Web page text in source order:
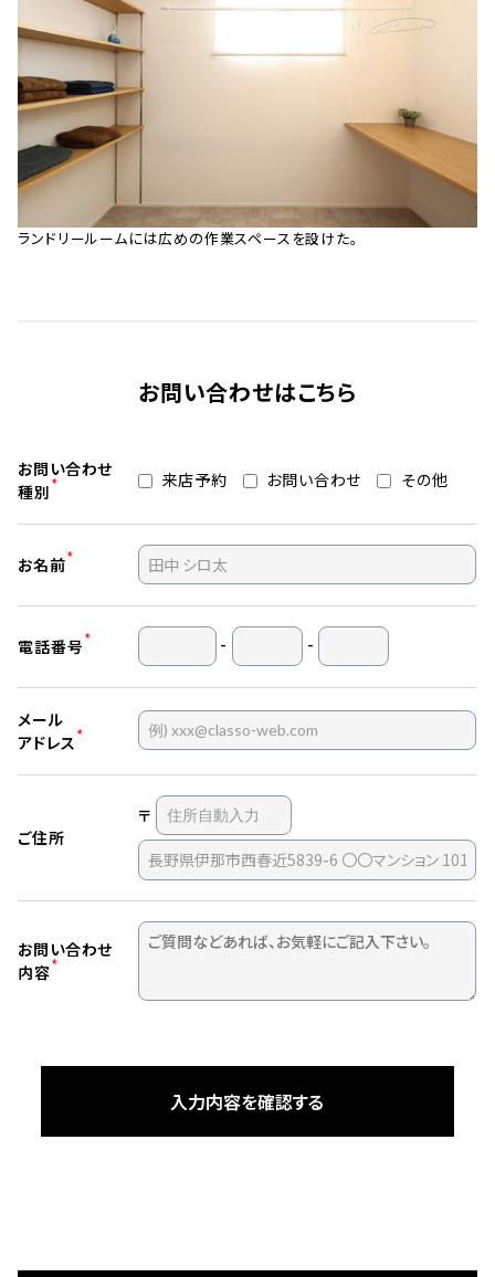
ランドリールームには広めの作業スペースを設けた。
お問い合わせはこちら
お問い合わせ
種別* 来店予約 お問い合わせ その他
お名前*
電話番号* - -
メール
アドレス *
ご住所
〒
お問い合わせ
内容*